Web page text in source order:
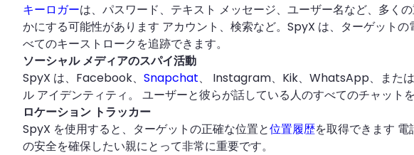
キーロガーは、パスワード、テキスト メッセージ、ユーザー名など、多く
かにする可能性があります アカウント、検索など。SpyX は、ターゲットの
べてのキーストロークを追跡できます。
ソーシャル メディアのスパイ活動
SpyX は、Facebook、 Snapchat、 Instagram、Kik、WhatsApp、また
ル アイデンティティ。 ユーザーと彼らが話している人のすべてのチャットを
ロケーション トラッカー
SpyX を使用すると、ターゲットの正確な位置と位置履歴を取得できます
の安全を確保したい親にとって非常に重要です。